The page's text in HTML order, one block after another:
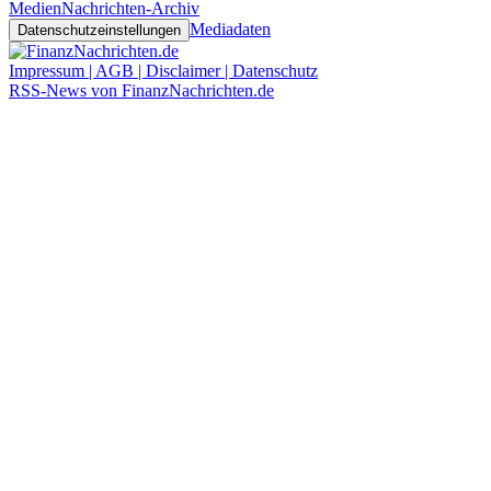
MedienNachrichten-Archiv
Datenschutzeinstellungen Mediadaten
Impressum | AGB | Disclaimer | Datenschutz
RSS-News von FinanzNachrichten.de